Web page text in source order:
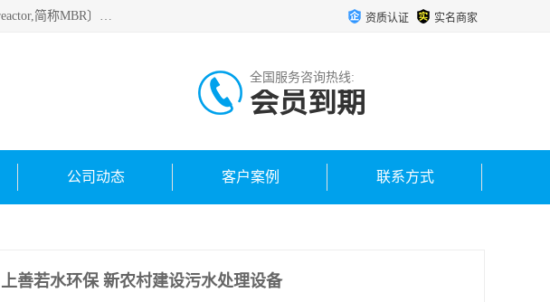
MBR污水处理设备广泛应用于各种需要直接排放河流里的污水处理，设备采用膜生物反应器（Membrane Bioreactor,简称MBR〕技术，取代了传统工艺中的二沉池，它可以*地进行固液分离，得到直接使用的稳定中水，又可在生物池内维持高浓度的微生物量，工艺剩余污泥少，极有效地去除氨氮，出水悬浮物和浊度接近于零，出水中细菌和病毒被大幅度去除，能耗低，占地面积小。 资质认证 实名商家
全国服务咨询热线:
会员到期
公司动态 客户案例 联系方式
上善若水环保 新农村建设污水处理设备